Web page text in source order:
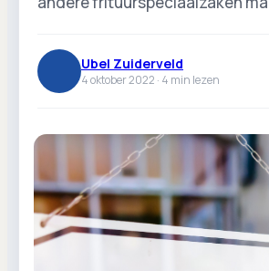
Ubel Zuiderveld
4 oktober 2022 · 4 min lezen